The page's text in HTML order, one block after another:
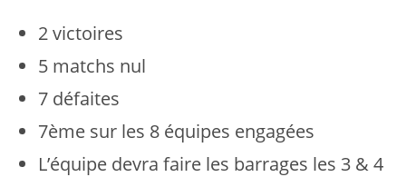
2 victoires
5 matchs nul
7 défaites
7ème sur les 8 équipes engagées
L’équipe devra faire les barrages les 3 & 4